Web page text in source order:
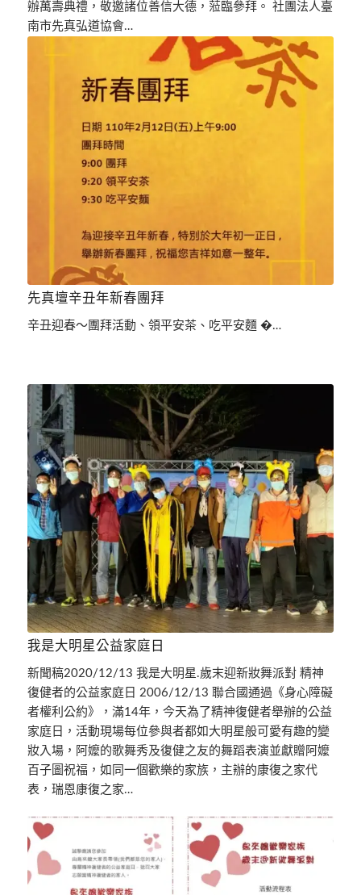
辦萬壽典禮，敬邀諸位善信大德，蒞臨參拜。 社團法人臺
南市先真弘道協會…
先真壇辛丑年新春團拜
辛丑迎春～團拜活動、領平安茶、吃平安麵 �…
我是大明星公益家庭日
新聞稿2020/12/13 我是大明星.歲末迎新妝舞派對 精神
復健者的公益家庭日 2006/12/13 聯合國通過《身心障礙
者權利公約》，滿14年，今天為了精神復健者舉辦的公益
家庭日，活動現場每位參與者都如大明星般可愛有趣的變
妝入場，阿嬤的歌舞秀及復健之友的舞蹈表演並獻贈阿嬤
百子圖祝福，如同一個歡樂的家族，主辦的康復之家代
表，瑞恩康復之家…